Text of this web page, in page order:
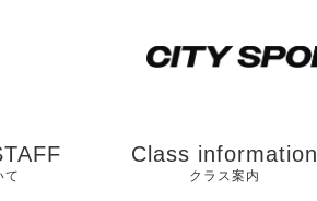
て
Class information
クラス案内